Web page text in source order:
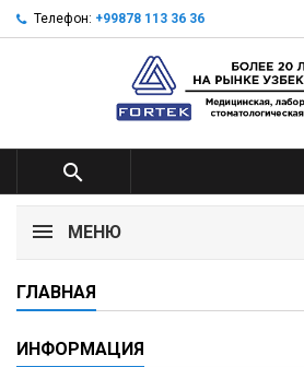
Телефон: +99878 113 36 36

МЕНЮ
ГЛАВНАЯ
ИНФОРМАЦИЯ